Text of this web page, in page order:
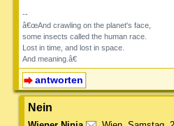
--
â€œAnd crawling on the planet's face,
some insects called the human race.
Lost in time, and lost in space.
And meaning.â€
antworten
Nein